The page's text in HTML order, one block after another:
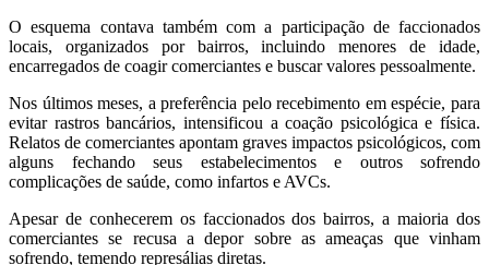
O esquema contava também com a participação de faccionados
locais, organizados por bairros, incluindo menores de idade,
encarregados de coagir comerciantes e buscar valores pessoalmente.
Nos últimos meses, a preferência pelo recebimento em espécie, para
evitar rastros bancários, intensificou a coação psicológica e física.
Relatos de comerciantes apontam graves impactos psicológicos, com
alguns fechando seus estabelecimentos e outros sofrendo
complicações de saúde, como infartos e AVCs.
Apesar de conhecerem os faccionados dos bairros, a maioria dos
comerciantes se recusa a depor sobre as ameaças que vinham
sofrendo, temendo represálias diretas.